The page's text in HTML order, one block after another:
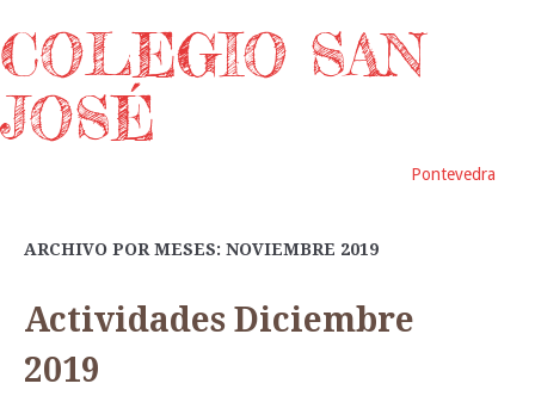
COLEGIO SAN
JOSÉ
Pontevedra
ARCHIVO POR MESES: NOVIEMBRE 2019
Actividades Diciembre
2019